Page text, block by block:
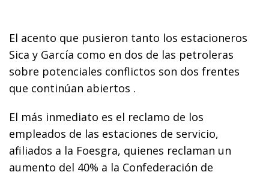
El acento que pusieron tanto los estacioneros
Sica y García como en dos de las petroleras
sobre potenciales conflictos son dos frentes
que continúan abiertos .
El más inmediato es el reclamo de los
empleados de las estaciones de servicio,
afiliados a la Foesgra, quienes reclaman un
aumento del 40% a la Confederación de